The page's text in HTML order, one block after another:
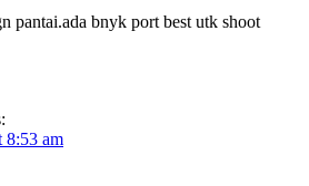
pantai.ada bnyk port best utk shoot
8:53 am